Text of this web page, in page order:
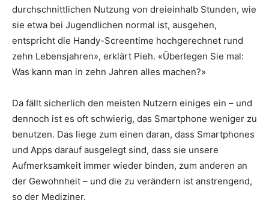
durchschnittlichen Nutzung von dreieinhalb Stunden, wie
sie etwa bei Jugendlichen normal ist, ausgehen,
entspricht die Handy-Screentime hochgerechnet rund
zehn Lebensjahren», erklärt Pieh. «Überlegen Sie mal:
Was kann man in zehn Jahren alles machen?»
Da fällt sicherlich den meisten Nutzern einiges ein – und
dennoch ist es oft schwierig, das Smartphone weniger zu
benutzen. Das liege zum einen daran, dass Smartphones
und Apps darauf ausgelegt sind, dass sie unsere
Aufmerksamkeit immer wieder binden, zum anderen an
der Gewohnheit – und die zu verändern ist anstrengend,
so der Mediziner.